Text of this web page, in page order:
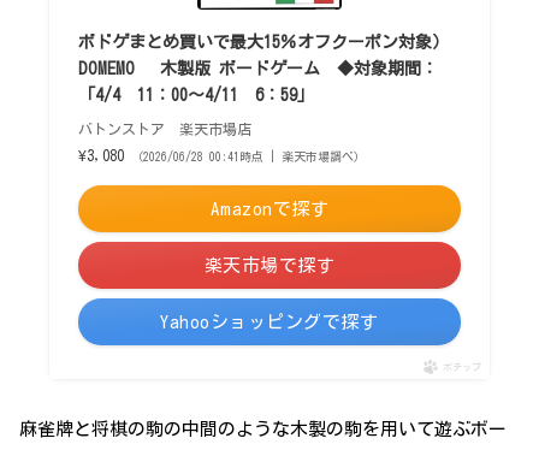
ボドゲまとめ買いで最大15％オフクーポン対象）
DOMEMO 木製版 ボードゲーム ◆対象期間：
「4/4 11：00〜4/11 6：59」
バトンストア 楽天市場店
¥3,080
（2026/06/28 00:41時点 | 楽天市場調べ）
Amazonで探す
楽天市場で探す
Yahooショッピングで探す
ポチップ
麻雀牌と将棋の駒の中間のような木製の駒を用いて遊ぶボー